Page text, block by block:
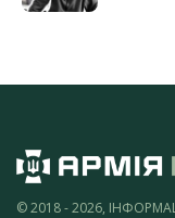
© 2018 - 2026,